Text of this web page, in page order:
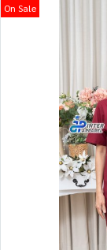
On Sale